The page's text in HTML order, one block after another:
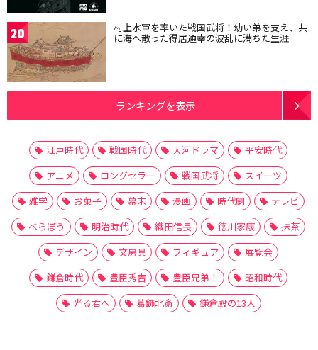
20 村上水軍を率いた戦国武将！幼い弟を支え、共
に海へ散った得居通幸の波乱に満ちた生涯
ランキングを表示
江戸時代 戦国時代 大河ドラマ
平安時代
アニメ
ロングセラー 戦国武将
スイーツ
雑学
お菓子 幕末 漫画 時代劇
テレビ
べらぼう
明治時代 織田信長 徳川家康
抹茶
デザイン
文房具 フィギュア
展覧会
鎌倉時代
豊臣秀吉 豊臣兄弟！
昭和時代
光る君へ
葛飾北斎 鎌倉殿の13人